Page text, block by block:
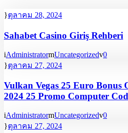
ตุลาคม 28, 2024
Sahabet Casino Giriş Rehberi
Administrator Uncategorized 0
ตุลาคม 27, 2024
Vulkan Vegas 25 Euro Bonus
2024 25 Promo Computer
Administrator Uncategorized 0
ตุลาคม 27, 2024